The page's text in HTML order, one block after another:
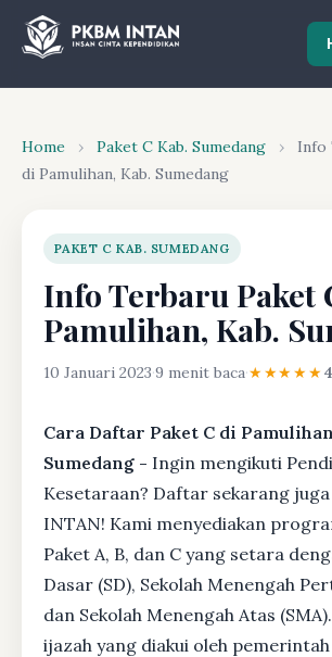
Home › Paket C Kab. Sumedang ›
Info
di Pamulihan, Kab. Sumedang
PAKET C KAB. SUMEDANG
Info Terbaru Paket
Pamulihan, Kab.
10 Januari 2023·9 menit baca·★★★★★
Cara Daftar Paket C di
Sumedang - Ingin mengikuti
Kesetaraan? Daftar sekarang juga
INTAN! Kami menyediakan
Paket A, B, dan C yang setara
Dasar (SD), Sekolah Menengah
dan Sekolah Menengah Atas
ijazah yang diakui oleh